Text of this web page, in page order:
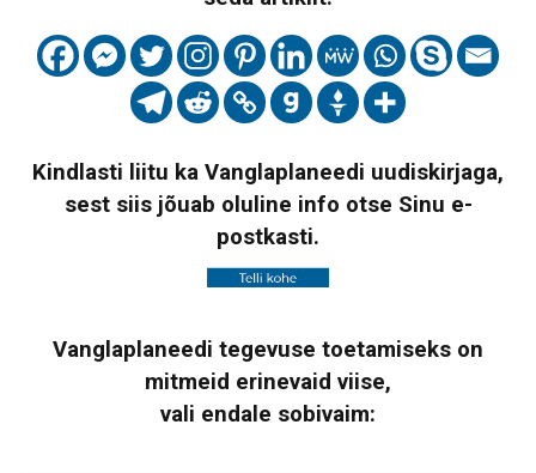
Kindlasti liitu ka Vanglaplaneedi uudiskirjaga,
sest siis jõuab oluline info otse Sinu e-
postkasti.
Vanglaplaneedi tegevuse toetamiseks on
mitmeid erinevaid viise,
vali endale sobivaim: